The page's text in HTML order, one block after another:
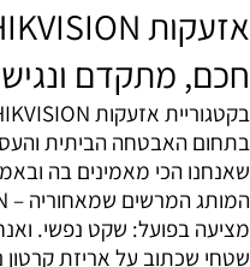
חכם, מתקדם ונגיש
בתחום האבטחה הביתית
שאנחנו הכי מאמינים בה
מציעה בפועל: שקט נפשי.
שטחי שכתוב על אריזת